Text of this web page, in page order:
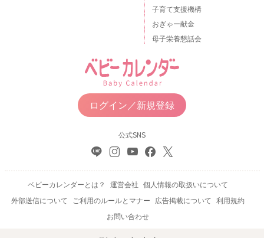
子育て支援機構
おぎゃー献金
母子栄養懇話会
ログイン／新規登録
公式SNS
ベビーカレンダーとは？ 運営会社 個人情報の取扱いについて
外部送信について
ご利用のルールとマナー 広告掲載について 利用規約
お問い合わせ